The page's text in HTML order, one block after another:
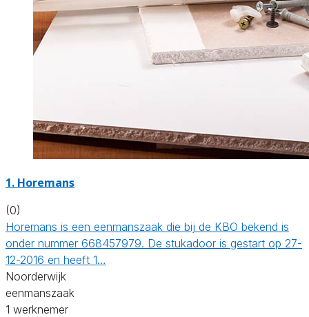
1. Horemans
(0)
Horemans is een eenmanszaak die bij de KBO bekend is
onder nummer 668457979. De stukadoor is gestart op 27-
12-2016 en heeft 1…
Noorderwijk
eenmanszaak
1 werknemer